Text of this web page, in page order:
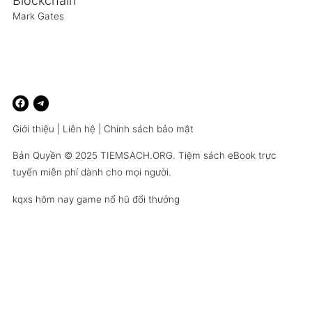
Mark Gates
Giới thiệu Liên hệ Chính sách bảo mật
Bản Quyền © 2025 TIEMSACH.ORG. Tiệm sách eBook trực
tuyến miễn phí dành cho mọi người.
kqxs hôm nay game nổ hũ đổi thưởng